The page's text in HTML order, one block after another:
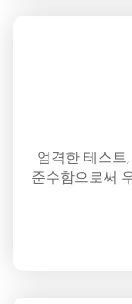
엄격한 테스트
준수함으로써